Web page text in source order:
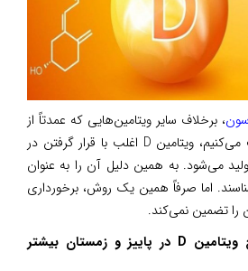
، برخلاف سایر ویتامین‌هایی که عمدتاً از
طریق غذا خوردن دریافت می‌کنیم، ویتامین D اغلب با قرار گرفتن در
می‌شود. به همین دلیل آن را به عنوان
اما صرفاً همین یک روش، برخورداری
را تضمین نمی‌کند.
چرا احتمال کمبود سطح ویتامین D در پاییز و زمستان بیشتر